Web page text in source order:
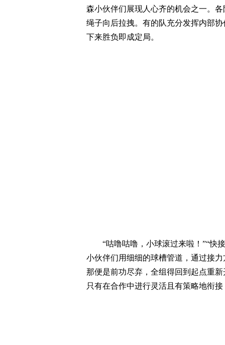
森小伙伴们展现人心齐的机会之一。
绳子向后拉拽。有的队充分发挥内部
下来胜负即成定局。
“咕噜咕噜，小球滚过来啦！”“快接
小伙伴们用细细的球槽管道，通过接
那便是前功尽弃，全组得回到起点重
只有在合作中进行灵活且有策略地衔接